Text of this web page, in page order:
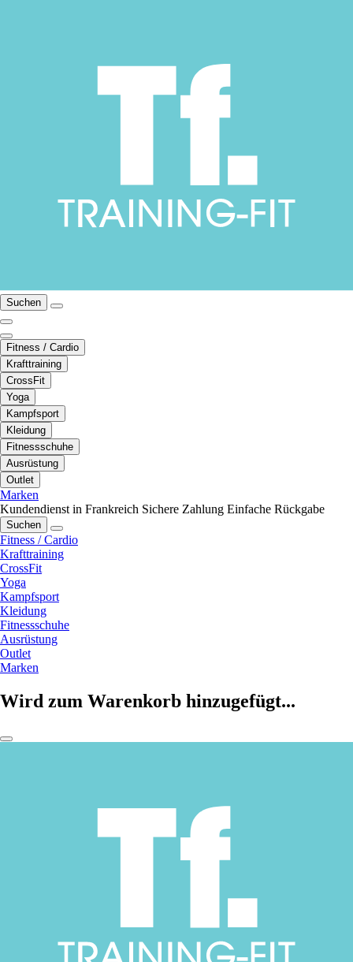
Suchen
Fitness / Cardio
Krafttraining
CrossFit
Yoga
Kampfsport
Kleidung
Fitnessschuhe
Ausrüstung
Outlet
Marken
Kundendienst in Frankreich Sichere Zahlung Einfache Rückgabe
Suchen
Fitness / Cardio
Krafttraining
CrossFit
Yoga
Kampfsport
Kleidung
Fitnessschuhe
Ausrüstung
Outlet
Marken
Wird zum Warenkorb hinzugefügt...